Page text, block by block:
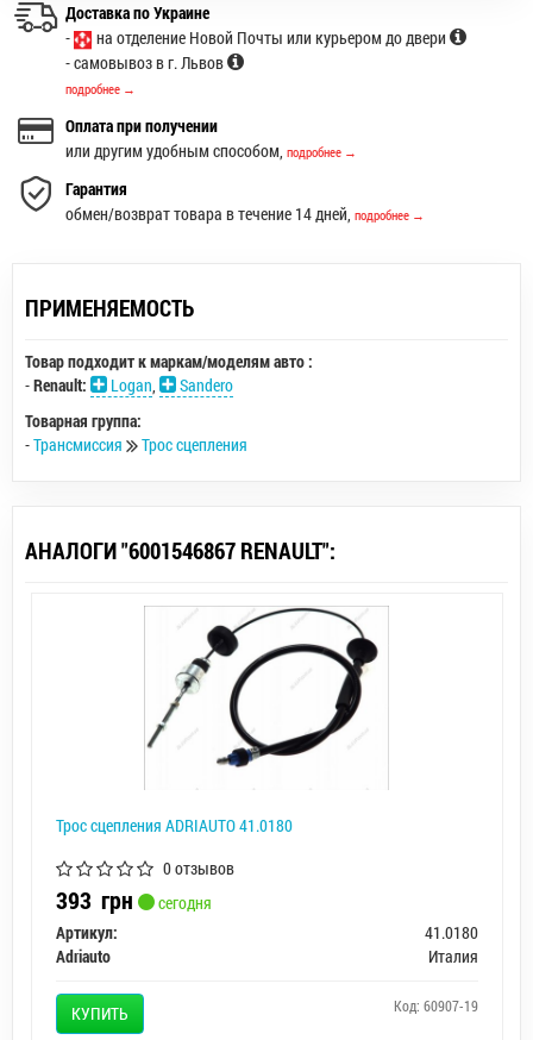
Доставка по Украине
-
на отделение Новой Почты или курьером до двери
- самовывоз в г. Львов
подробнее →
Оплата при получении
или другим удобным способом, подробнее →
Гарантия
обмен/возврат товара в течение 14 дней, подробнее →
ПРИМЕНЯЕМОСТЬ
Товар подходит к маркам/моделям авто :
-Renault: Logan,
Sandero
Товарная группа:
-Трансмиссия Трос сцепления
АНАЛОГИ "6001546867 RENAULT":
Трос сцепления ADRIAUTO 41.0180
0 отзывов
393 грн
сегодня
Артикул:
41.0180
Adriauto
Италия
КУПИТЬ Код: 60907-19